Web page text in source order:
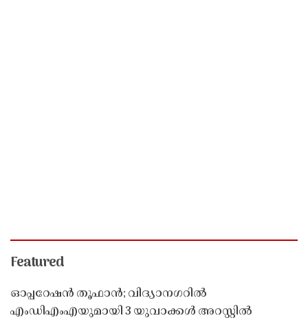
Featured
ഓപ്പറേഷൻ തൂഫാൻ; വിദ്യാനഗറിൽ
എംഡിഎംഎയുമായി 3 യുവാക്കൾ അറസ്റ്റിൽ